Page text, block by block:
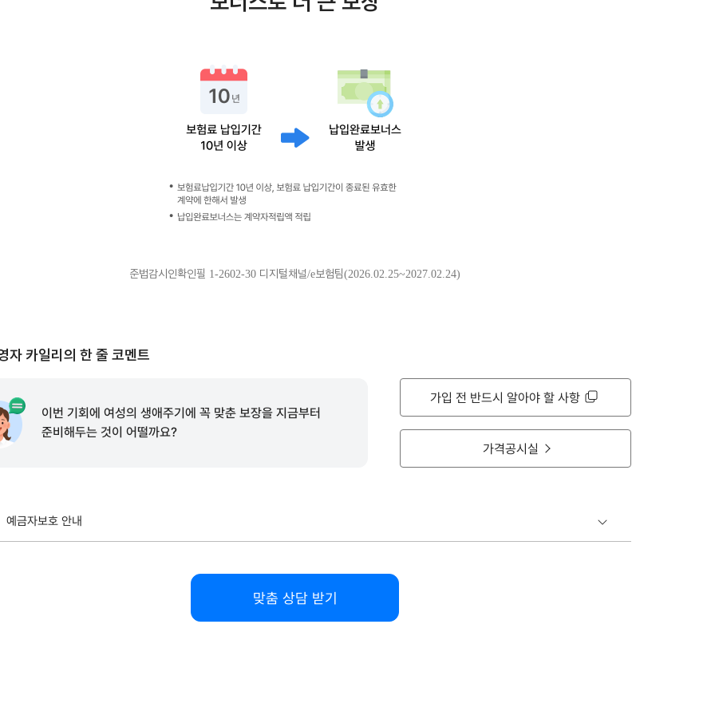
준법감시인확인필 1-2602-30 디지털채널/e보험팀(2026.02.25~2027.02.24)
자 카일리의 한 줄 코멘트
이번 기회에 여성의 생애주기에 꼭 맞춘 보장을 지금부터
준비해두는 것이 어떨까요?
가입 전 반드시 알아야 할 사항
가격공시실
예금자보호 안내
맞춤 상담 받기